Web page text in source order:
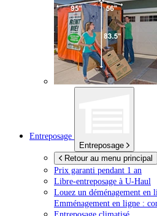
Entreposage
Entreposage
Retour au menu principal
Prix garanti pendant 1 an
Libre-entreposage à U-Haul
Louez un déménagement en
Emménagement en ligne :
Entreposage climatisé